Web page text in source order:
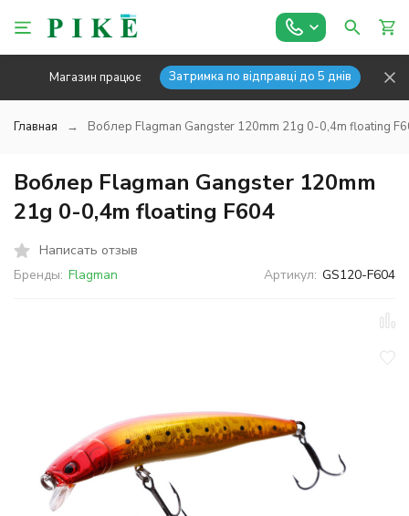
Магазин працює Затримка по відправці до 5 днів
Главная Воблер Flagman Gangster 120mm 21g 0-0,4m floating
Воблер Flagman Gangster 120mm
21g 0-0,4m floating F604
Написать отзыв
Бренды: Flagman Артикул: GS120-F604